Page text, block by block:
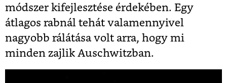
módszer kifejlesztése érdekében. Egy
átlagos rabnál tehát valamennyivel
nagyobb rálátása volt arra, hogy mi
minden zajlik Auschwitzban.